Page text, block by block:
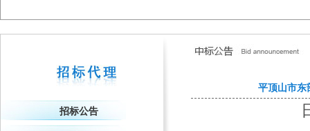
平顶山市东
招标公告